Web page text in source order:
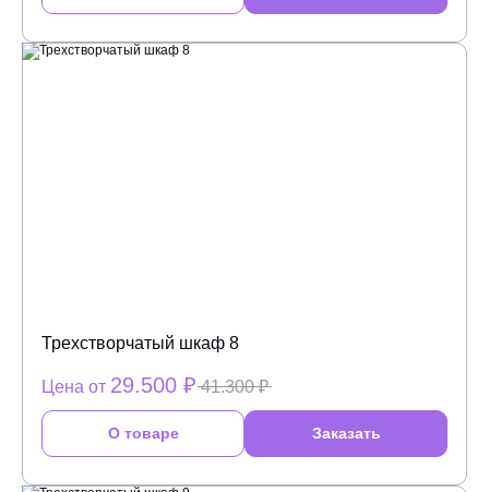
Трехстворчатый шкаф 8
Цена от 29.500 ₽ 41.300 ₽
О товаре Заказать